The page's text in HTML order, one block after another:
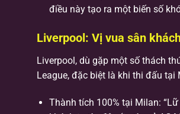
điều này tạo ra một biến số
Liverpool: Vị vua sân
Liverpool, dù gặp một số thách
League, đặc biệt là khi thi đấu tại
Thành tích 100% tại Milan: